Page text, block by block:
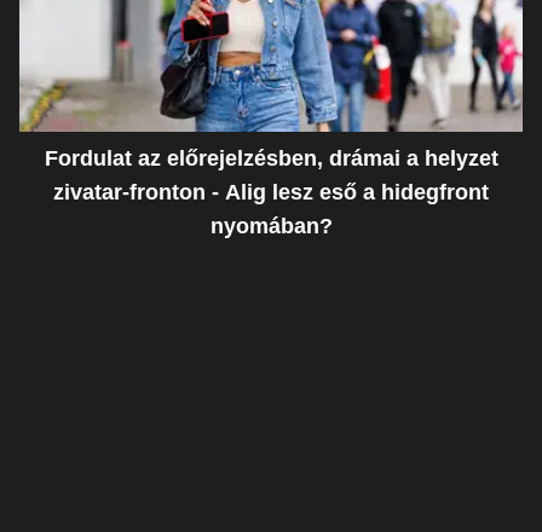
Fordulat az előrejelzésben, drámai a helyzet
zivatar-fronton - Alig lesz eső a hidegfront
nyomában?